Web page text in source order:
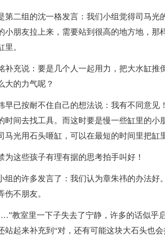
二组的沈一格发言：我们小组觉得司马光
小朋友拉上来，需要站到很高的地方地，
里。
充说：要是几个人一起用力，把大水缸推
大的力气呢？
已按耐不住自己的想法说：我有不同意见
时间去找工具。而这时要是慢一些缸里的
马光用石头咂缸，可以在最短的时间里把缸
这些孩子有理有据的思考拍手叫好！
的许多发言了：我们认为章朱祎的办法好
伤不朋友。
室里一下子失去了宁静，许多的话似乎启
站起来补充到“对，还有可能这块大石头也